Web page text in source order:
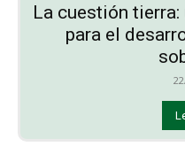
La cuestión
para el